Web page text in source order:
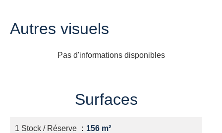
Autres visuels
Pas d'informations disponibles
Surfaces
1 Stock / Réserve 156 m²